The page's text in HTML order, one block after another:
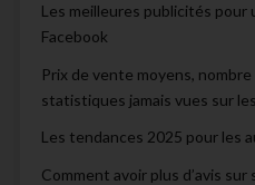
Les meilleures publicités pour
Facebook
Prix de vente moyens,
statistiques jamais vues sur
Les tendances 2025 pour les
Comment avoir plus d’avis sur